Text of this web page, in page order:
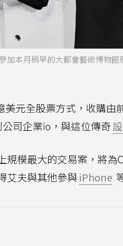
加本月稍早的大都會藝術博物
美元全股票方式，收購由
司企業io，與這位傳奇
規模最大的交易案，將為
艾夫與其他參與 iPhone